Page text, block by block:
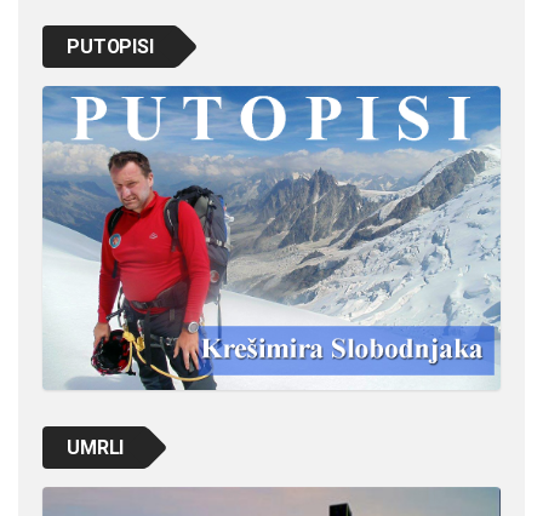
PUTOPISI
UMRLI